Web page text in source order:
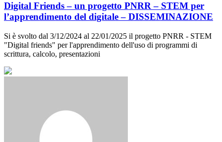
Digital Friends – un progetto PNRR – STEM per
l’apprendimento del digitale – DISSEMINAZIONE
Si è svolto dal 3/12/2024 al 22/01/2025 il progetto PNRR - STEM
"Digital friends" per l'apprendimento dell'uso di programmi di
scrittura, calcolo, presentazioni